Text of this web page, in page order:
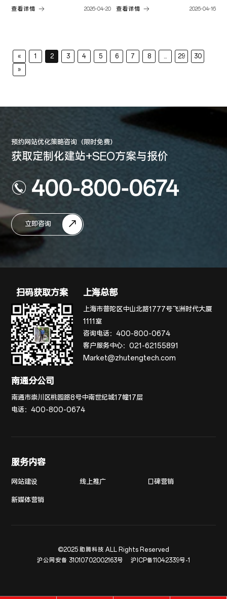
查看详情 2026-04-20 查看详情 2026-04-16
« 1 2 3 4 5 6 7 8 29
30
»
预约网站优化策略咨询（限时免费）
获取定制化建站+SEO方案与报价
400-800-0674
立即咨询
扫码获取方案 上海总部
上海市普陀区中山北路1777号飞洲时代大厦
1111室
咨询电话：400-800-0674
客户服务中心：021-62155891
Market@zhutengtech.com
南通分公司
南通市崇川区桃园路8号中南世纪城17幢17层
电话：400-800-0674
服务内容
网站建设 线上推广 口碑营销
新媒体营销
©2025 助腾科技 ALL Rights Reserved
沪公网安备 31010702002163号
沪ICP备11042339号-1